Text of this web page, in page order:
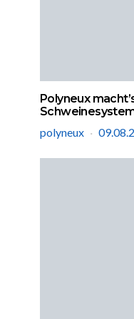
Polyneux
polyneux